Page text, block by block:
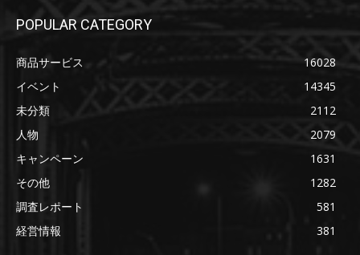
POPULAR CATEGORY
商品サービス
16028
イベント
14345
未分類
2112
人物
2079
キャンペーン
1631
その他
1282
調査レポート
581
経営情報
381